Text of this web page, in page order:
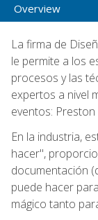
Overview
La firma de
le permite a los
procesos y las
expertos a nivel
eventos: Preston
En la industria,
hacer",
documentación
puede hacer
mágico tanto